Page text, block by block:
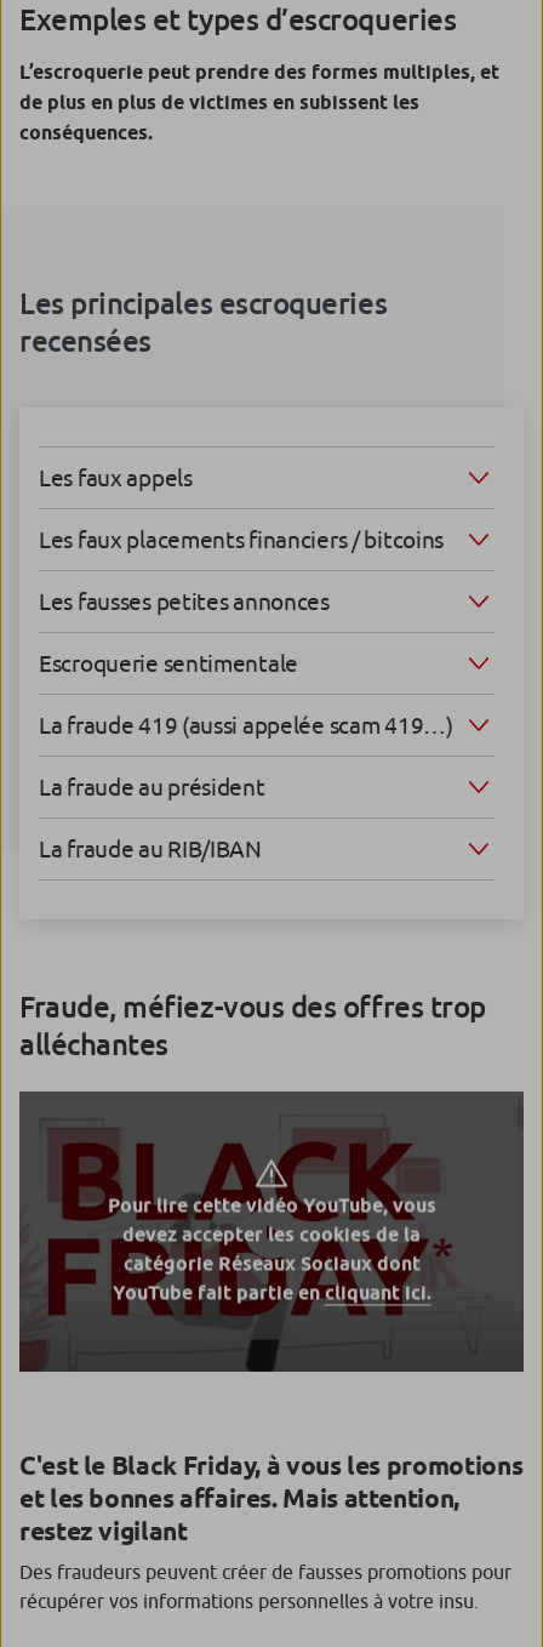
Exemples et types d’escroqueries
L’escroquerie peut prendre des formes multiples, et
de plus en plus de victimes en subissent les
conséquences.
Les principales escroqueries
recensées
Les faux appels
Les faux placements financiers / bitcoins
Les fausses petites annonces
Escroquerie sentimentale
La fraude 419 (aussi appelée scam 419…)
La fraude au président
La fraude au RIB/IBAN
Fraude, méfiez-vous des offres trop
alléchantes
Pour lire cette vidéo YouTube, vous
devez accepter les cookies de la
catégorie Réseaux Sociaux dont
YouTube fait partie encliquant ici.
C'est le Black Friday, à vous les promotions
et les bonnes affaires. Mais attention,
restez vigilant
Des fraudeurs peuvent créer de fausses promotions pour
récupérer vos informations personnelles à votre insu.